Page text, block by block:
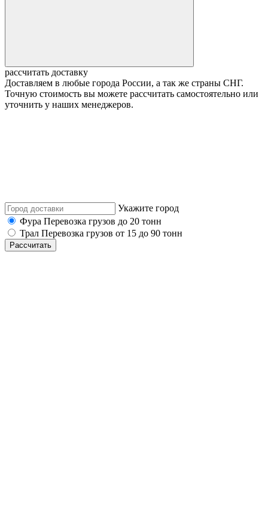
рассчитать доставку
Доставляем в любые города России, а так же страны СНГ.
Точную стоимость вы можете рассчитать самостоятельно или
уточнить у наших менеджеров.
Укажите город
Фура Перевозка грузов до 20 тонн
Трал Перевозка грузов от 15 до 90 тонн
Рассчитать